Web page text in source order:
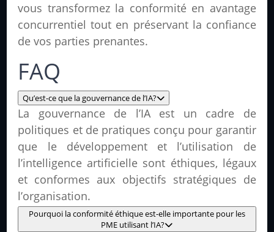
vous transformez la conformité en avantage
concurrentiel tout en préservant la confiance
de vos parties prenantes.
FAQ
Qu’est-ce que la gouvernance de l’IA?
La gouvernance de l’IA est un cadre de
politiques et de pratiques conçu pour garantir
que le développement et l’utilisation de
l’intelligence artificielle sont éthiques, légaux
et conformes aux objectifs stratégiques de
l’organisation.
Pourquoi la conformité éthique est-elle importante pour les
PME utilisant l’IA?